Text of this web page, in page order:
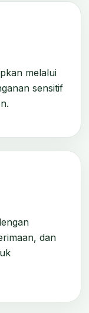
melalui
sensitif
dan